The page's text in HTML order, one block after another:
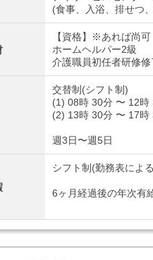
(食事、入浴、排せつ
【資格】※あれば尚可
ホームヘルパー2級
介護職員初任者研修修
交替制(シフト制)
(1) 08時 30分 〜 12時
(2) 13時 30分 〜 17時
週3日〜週5日
シフト制(勤務表によ
6ヶ月経過後の年次有